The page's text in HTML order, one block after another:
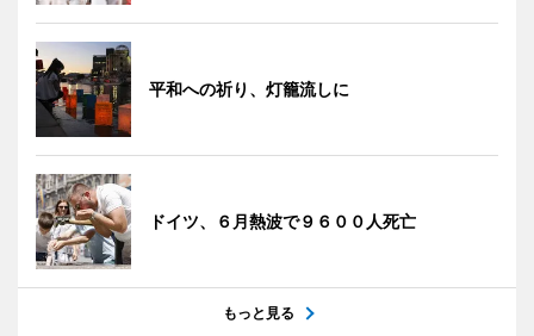
平和への祈り、灯籠流しに
ドイツ、６月熱波で９６００人死亡
もっと見る